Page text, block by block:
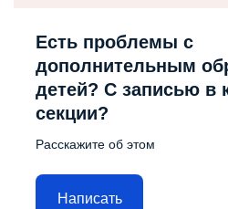
Есть проблемы с
дополнительным
детей? С записью в
секции?
Расскажите об этом
Написать